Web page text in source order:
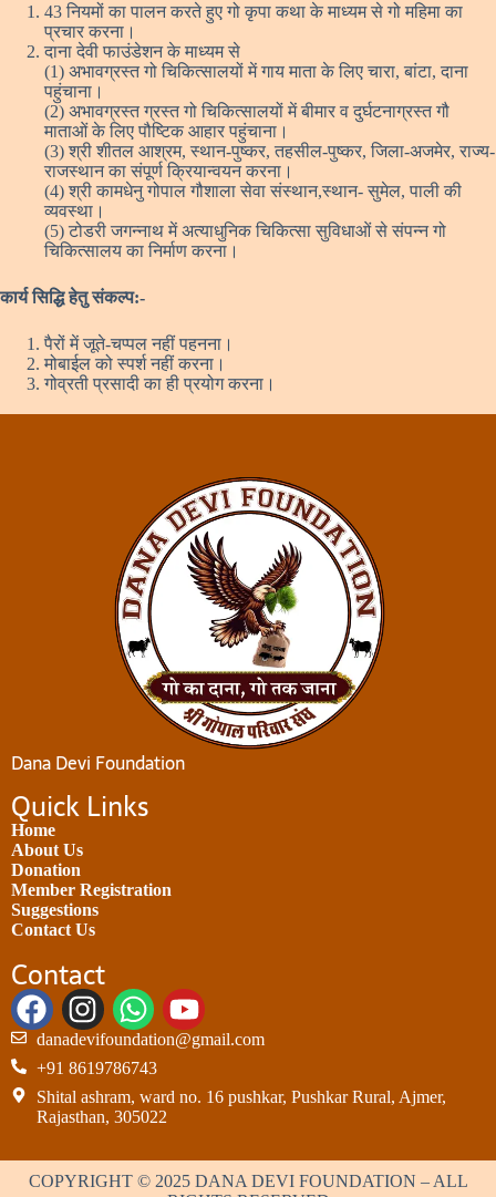
43 नियमों का पालन करते हुए गो कृपा कथा के माध्यम से गो महिमा का
प्रचार करना।
दाना देवी फाउंडेशन के माध्यम से
(1) अभावग्रस्त गो चिकित्सालयों में गाय माता के लिए चारा, बांटा, दाना
पहुंचाना।
(2) अभावग्रस्त ग्रस्त गो चिकित्सालयों में बीमार व दुर्घटनाग्रस्त गौ
माताओं के लिए पौष्टिक आहार पहुंचाना।
(3) श्री शीतल आश्रम, स्थान-पुष्कर, तहसील-पुष्कर, जिला-अजमेर, राज्य-
राजस्थान का संपूर्ण क्रियान्वयन करना।
(4) श्री कामधेनु गोपाल गौशाला सेवा संस्थान,स्थान- सुमेल, पाली की
व्यवस्था।
(5) टोडरी जगन्नाथ में अत्याधुनिक चिकित्सा सुविधाओं से संपन्न गो
चिकित्सालय का निर्माण करना।
कार्य सिद्धि हेतु संकल्प:-
पैरों में जूते-चप्पल नहीं पहनना।
मोबाईल को स्पर्श नहीं करना।
गोव्रती प्रसादी का ही प्रयोग करना।
Dana Devi Foundation
Quick Links
Home
About Us
Donation
Member Registration
Suggestions
Contact Us
Contact
danadevifoundation@gmail.com
+91 8619786743
Shital ashram, ward no. 16 pushkar, Pushkar Rural, Ajmer,
Rajasthan, 305022
COPYRIGHT ©️ 2025 DANA DEVI FOUNDATION – ALL